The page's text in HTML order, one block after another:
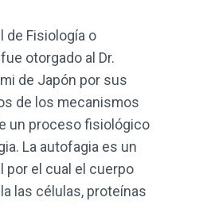
de Fisiología o
otorgado al Dr.
de Japón por sus
de los mecanismos
un proceso fisiológico
La autofagia es un
por el cual el cuerpo
las células, proteínas